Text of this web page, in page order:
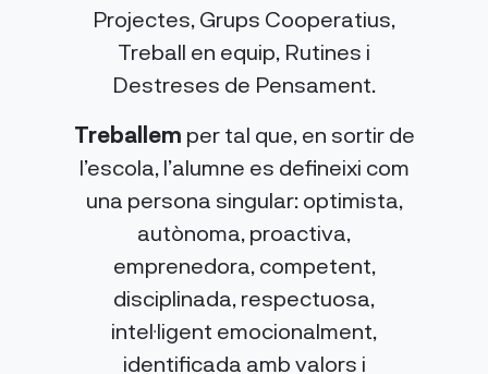
Projectes, Grups Cooperatius,
Treball en equip, Rutines i
Destreses de Pensament.
Treballem per tal que, en sortir de
l’escola, l’alumne es defineixi com
una persona singular: optimista,
autònoma, proactiva,
emprenedora, competent,
disciplinada, respectuosa,
intel·ligent emocionalment,
identificada amb valors i